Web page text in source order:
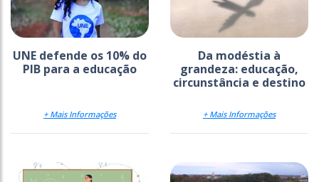
UNE defende os 10% do
PIB para a educação
+ Mais Informações
Da modéstia à
grandeza: educação,
circunstância e destino
+ Mais Informações